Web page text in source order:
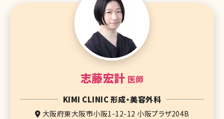
志藤宏計 医師
KIMI CLINIC 形成・美容外科
大阪府東大阪市小阪1-12-12 小阪プラザ204B